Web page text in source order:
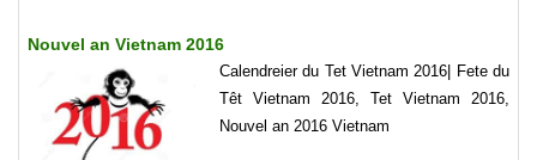
Nouvel an Vietnam 2016
Calendreier du Tet Vietnam 2016| Fete du
Têt Vietnam 2016, Tet Vietnam 2016,
Nouvel an 2016 Vietnam